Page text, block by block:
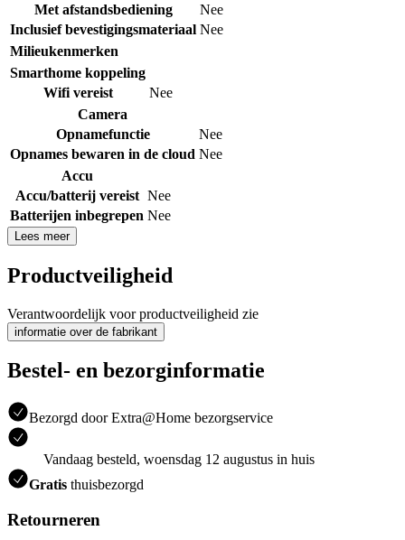
Met afstandsbediening
Nee
Inclusief bevestigingsmateriaal Nee
Milieukenmerken
Smarthome koppeling
Wifi vereist
Nee
Camera
Opnamefunctie
Nee
Opnames bewaren in de cloud Nee
Accu
Accu/batterij vereist Nee
Batterijen inbegrepen Nee
Lees meer
Productveiligheid
Verantwoordelijk voor productveiligheid zie
informatie over de fabrikant
Bestel- en bezorginformatie
Bezorgd door Extra@Home bezorgservice
Vandaag besteld, woensdag 12 augustus in huis
Gratis thuisbezorgd
Retourneren